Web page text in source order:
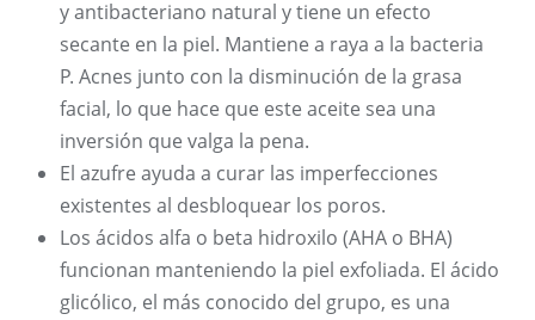
y antibacteriano natural y tiene un efecto
secante en la piel. Mantiene a raya a la bacteria
P. Acnes junto con la disminución de la grasa
facial, lo que hace que este aceite sea una
inversión que valga la pena.
El azufre ayuda a curar las imperfecciones
existentes al desbloquear los poros.
Los ácidos alfa o beta hidroxilo (AHA o BHA)
funcionan manteniendo la piel exfoliada. El ácido
glicólico, el más conocido del grupo, es una